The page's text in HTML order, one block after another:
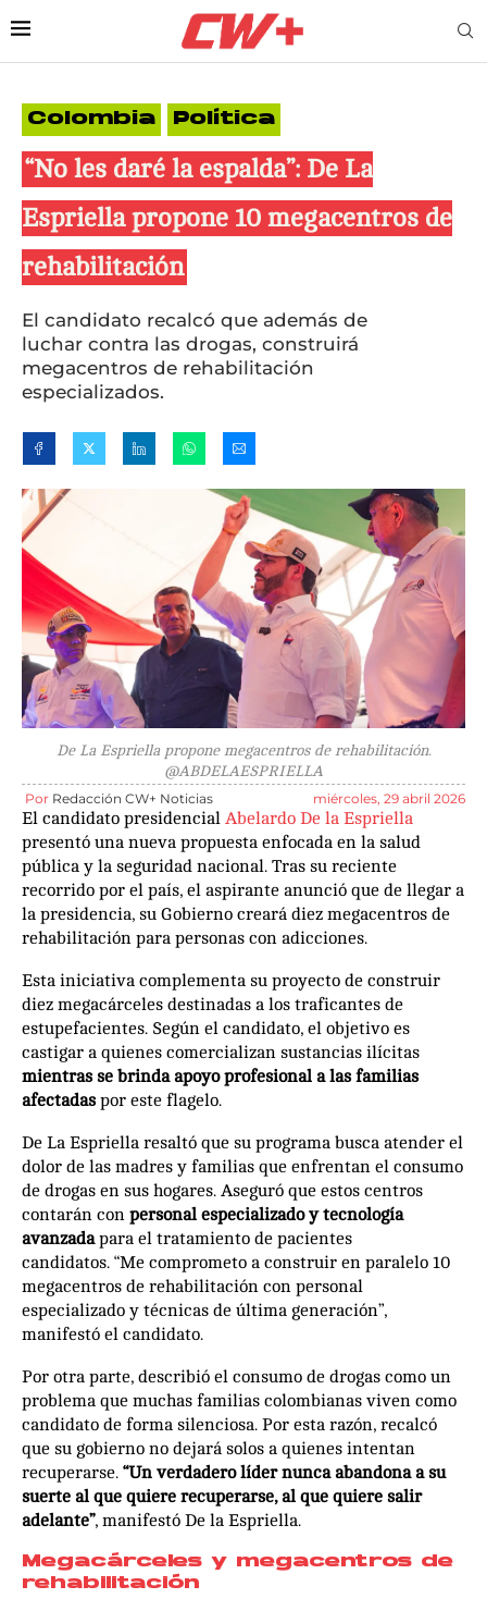
Colombia Política
“No les daré la espalda”: De La
Espriella propone 10 megacentros de
rehabilitación
El candidato recalcó que además de
luchar contra las drogas, construirá
megacentros de rehabilitación
especializados.
De La Espriella propone megacentros de rehabilitación.
@ABDELAESPRIELLA
Por Redacción CW+ Noticias miércoles, 29 abril 2026
El candidato presidencial Abelardo De la Espriella
presentó una nueva propuesta enfocada en la salud
pública y la seguridad nacional. Tras su reciente
recorrido por el país, el aspirante anunció que de llegar a
la presidencia, su Gobierno creará diez megacentros de
rehabilitación para personas con adicciones.
Esta iniciativa complementa su proyecto de construir
diez megacárceles destinadas a los traficantes de
estupefacientes. Según el candidato, el objetivo es
castigar a quienes comercializan sustancias ilícitas
mientras se brinda apoyo profesional a las familias
afectadaspor este flagelo.
De La Espriella resaltó que su programa busca atender el
dolor de las madres y familias que enfrentan el consumo
de drogas en sus hogares. Aseguró que estos centros
contarán con personal especializado y tecnología
avanzadapara el tratamiento de pacientes
candidatos. “Me comprometo a construir en paralelo 10
megacentros de rehabilitación con personal
especializado y técnicas de última generación”,
manifestó el candidato.
Por otra parte, describió el consumo de drogas como un
problema que muchas familias colombianas viven como
candidato de forma silenciosa. Por esta razón, recalcó
que su gobierno no dejará solos a quienes intentan
recuperarse. “Un verdadero líder nunca abandona a su
suerte al que quiere recuperarse, al que quiere salir
adelante”, manifestó De la Espriella.
Megacárceles y megacentros de
rehabilitación